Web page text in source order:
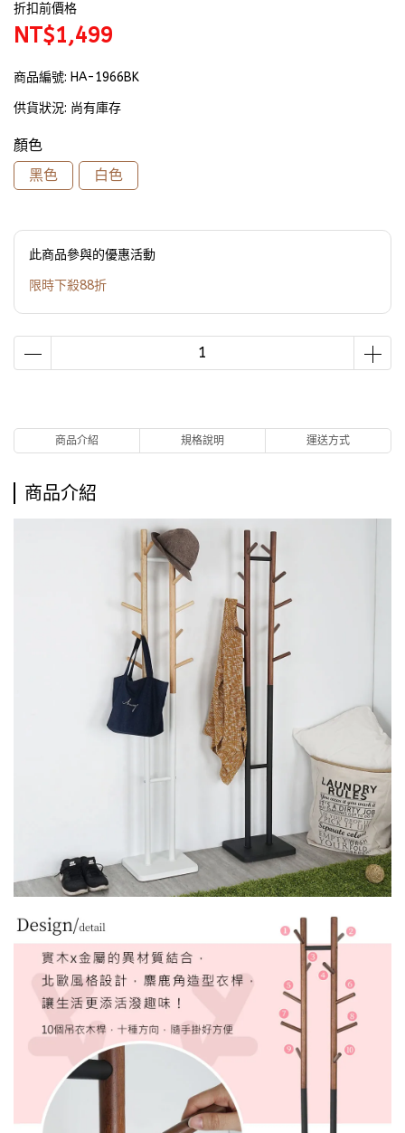
折扣前價格
NT$1,499
商品編號: HA-1966BK
供貨狀況: 尚有庫存
顏色
黑色
白色
此商品參與的優惠活動
限時下殺88折
商品介紹 規格說明 運送方式
商品介紹